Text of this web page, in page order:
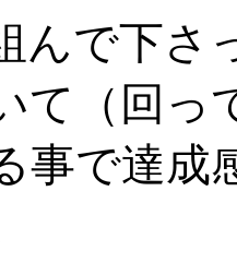
んで下さ
て（回っ
事で達成